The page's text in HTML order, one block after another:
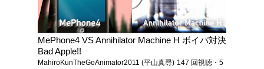
MePhone4 VS Annihilator Machine H ボイパ対決
Bad Apple!!
MahiroKunTheGoAnimator2011 (平山真尋) 147 回視聴・5